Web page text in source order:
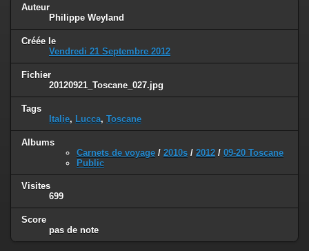
Auteur
Philippe Weyland
Créée le
Vendredi 21 Septembre 2012
Fichier
20120921_Toscane_027.jpg
Tags
Italie, Lucca, Toscane
Albums
Carnets de voyage / 2010s / 2012 / 09-20 Toscane
Public
Visites
699
Score
pas de note